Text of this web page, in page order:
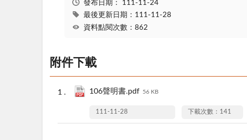
發布日期： 111-11-24
最後更新日期：111-11-28
資料點閱次數：862
附件下載
106聲明書.pdf 56 KB
111-11-28 下載次數：141